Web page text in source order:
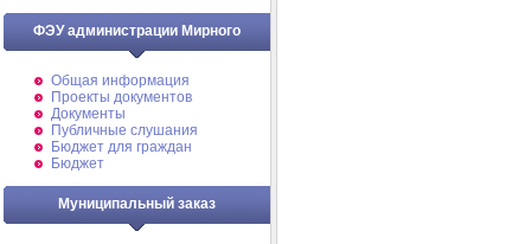
ФЭУ администрации Мирного
Общая информация
Проекты документов
Документы
Публичные слушания
Бюджет для граждан
Бюджет
Муниципальный заказ